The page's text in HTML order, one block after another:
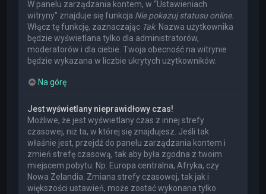
W panelu zarządzania kontem, w “Ustawieniach
witryny” znajduje się funkcja Nie pokazuj statusu online.
Włącz tę funkcję, zaznaczając Tak. Nazwa użytkownika
będzie wyświetlana tylko dla administratorów,
moderatorów i dla ciebie. Twoja obecność na witrynie
będzie wykazana w liczbie ukrytych użytkowników.
Na górę
Jest wyświetlany nieprawidłowy czas!
Możliwe, że jest wyświetlany czas z innej strefy
czasowej, niż ta, w której się znajdujesz. Jeśli tak
właśnie jest, przejdź do panelu zarządzania kontem i
zmień strefę czasową, tak aby była zgodna z twoim
miejscem pobytu. Np. Europa centralna, Afryka, czy
Nowa Zelandia. Zmiana strefy czasowej, tak jak i
większości ustawień, może zostać wykonana tylko